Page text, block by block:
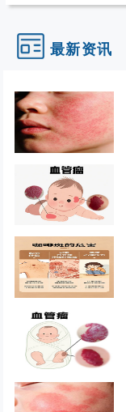
最新资讯